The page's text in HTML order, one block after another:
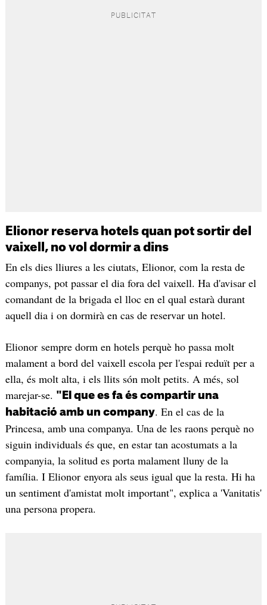
Elionor reserva hotels quan pot sortir del
vaixell, no vol dormir a dins
En els dies lliures a les ciutats, Elionor, com la resta de
companys, pot passar el dia fora del vaixell. Ha d'avisar el
comandant de la brigada el lloc en el qual estarà durant
aquell dia i on dormirà en cas de reservar un hotel.
Elionor sempre dorm en hotels perquè ho passa molt
malament a bord del vaixell escola per l'espai reduït per a
ella, és molt alta, i els llits són molt petits. A més, sol
marejar-se. "El que es fa és compartir una
habitació amb un company. En el cas de la
Princesa, amb una companya. Una de les raons perquè no
siguin individuals és que, en estar tan acostumats a la
companyia, la solitud es porta malament lluny de la
família. I Elionor enyora als seus igual que la resta. Hi ha
un sentiment d'amistat molt important", explica a 'Vanitatis'
una persona propera.